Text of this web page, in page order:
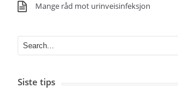
Mange råd mot urinveisinfeksjon
Siste tips